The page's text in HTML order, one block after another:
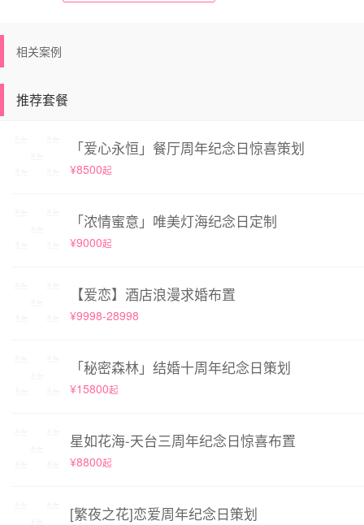
相关案例
推荐套餐
「爱心永恒」餐厅周年纪念日惊喜策划
¥8500起
「浓情蜜意」唯美灯海纪念日定制
¥9000起
【爱恋】酒店浪漫求婚布置
¥9998-28998
「秘密森林」结婚十周年纪念日策划
¥15800起
星如花海-天台三周年纪念日惊喜布置
¥8800起
[繁夜之花]恋爱周年纪念日策划